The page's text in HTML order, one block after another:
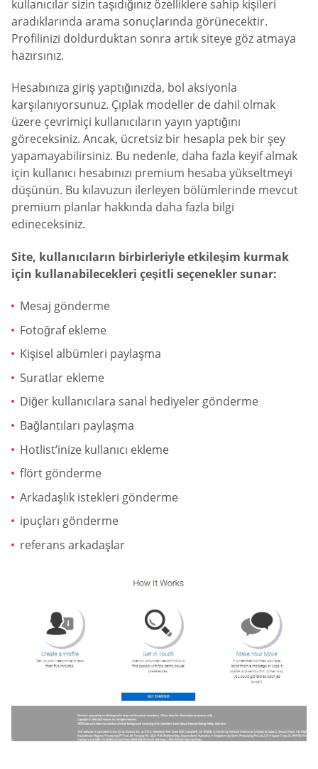
kullanıcılar sizin taşıdığınız özelliklere sahip kişileri
aradıklarında arama sonuçlarında görünecektir.
Profilinizi doldurduktan sonra artık siteye göz atmaya
hazırsınız.
Hesabınıza giriş yaptığınızda, bol aksiyonla
karşılanıyorsunuz. Çıplak modeller de dahil olmak
üzere çevrimiçi kullanıcıların yayın yaptığını
göreceksiniz. Ancak, ücretsiz bir hesapla pek bir şey
yapamayabilirsiniz. Bu nedenle, daha fazla keyif almak
için kullanıcı hesabınızı premium hesaba yükseltmeyi
düşünün. Bu kılavuzun ilerleyen bölümlerinde mevcut
premium planlar hakkında daha fazla bilgi
edineceksiniz.
Site, kullanıcıların birbirleriyle etkileşim kurmak
için kullanabilecekleri çeşitli seçenekler sunar:
Mesaj gönderme
Fotoğraf ekleme
Kişisel albümleri paylaşma
Suratlar ekleme
Diğer kullanıcılara sanal hediyeler gönderme
Bağlantıları paylaşma
Hotlist’inize kullanıcı ekleme
flört gönderme
Arkadaşlık istekleri gönderme
ipuçları gönderme
referans arkadaşlar